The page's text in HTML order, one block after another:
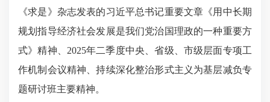
《求是》杂志发表的习近平总书记重要文章《用中长期
规划指导经济社会发展是我们党治国理政的一种重要方
式》精神、2025年二季度中央、省级、市级层面专项工
作机制会议精神、持续深化整治形式主义为基层减负专
题研讨班主要精神。